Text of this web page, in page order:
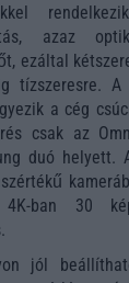
azaz
ezáltal
tízszeresre. A
a cég
csak az
duó helyett.
ban 30
jól